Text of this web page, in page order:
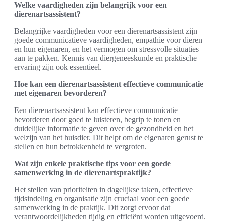
Welke vaardigheden zijn belangrijk voor een
dierenartsassistent?
Belangrijke vaardigheden voor een dierenartsassistent zijn
goede communicatieve vaardigheden, empathie voor dieren
en hun eigenaren, en het vermogen om stressvolle situaties
aan te pakken. Kennis van diergeneeskunde en praktische
ervaring zijn ook essentieel.
Hoe kan een dierenartsassistent effectieve communicatie
met eigenaren bevorderen?
Een dierenartsassistent kan effectieve communicatie
bevorderen door goed te luisteren, begrip te tonen en
duidelijke informatie te geven over de gezondheid en het
welzijn van het huisdier. Dit helpt om de eigenaren gerust te
stellen en hun betrokkenheid te vergroten.
Wat zijn enkele praktische tips voor een goede
samenwerking in de dierenartspraktijk?
Het stellen van prioriteiten in dagelijkse taken, effectieve
tijdsindeling en organisatie zijn cruciaal voor een goede
samenwerking in de praktijk. Dit zorgt ervoor dat
verantwoordelijkheden tijdig en efficiënt worden uitgevoerd.